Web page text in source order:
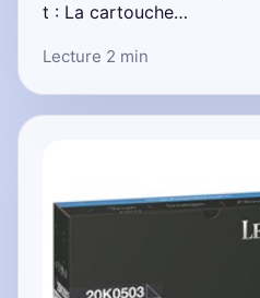
t : La cartouche…
Lecture 2 min